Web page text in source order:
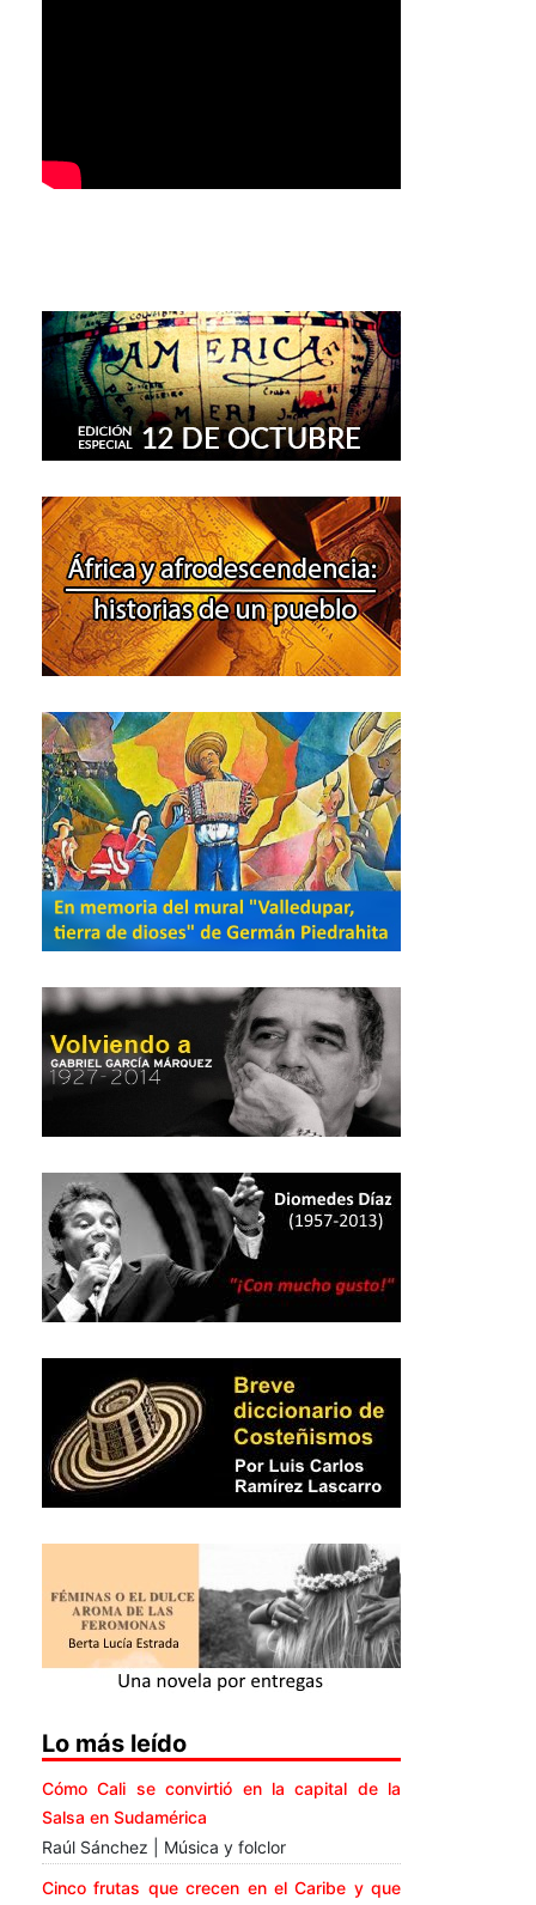
Lo más leído
Cómo Cali se convirtió en la capital de la
Salsa en Sudamérica
Raúl Sánchez | Música y folclor
Cinco frutas que crecen en el Caribe y que